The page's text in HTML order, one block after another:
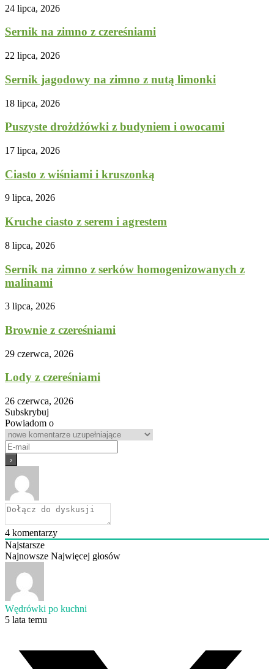
24 lipca, 2026
Sernik na zimno z czereśniami
22 lipca, 2026
Sernik jagodowy na zimno z nutą limonki
18 lipca, 2026
Puszyste drożdżówki z budyniem i owocami
17 lipca, 2026
Ciasto z wiśniami i kruszonką
9 lipca, 2026
Kruche ciasto z serem i agrestem
8 lipca, 2026
Sernik na zimno z serków homogenizowanych z
malinami
3 lipca, 2026
Brownie z czereśniami
29 czerwca, 2026
Lody z czereśniami
26 czerwca, 2026
Subskrybuj
Powiadom o
4 komentarzy
Najstarsze
Najnowsze Najwięcej głosów
Wędrówki po kuchni
5 lata temu